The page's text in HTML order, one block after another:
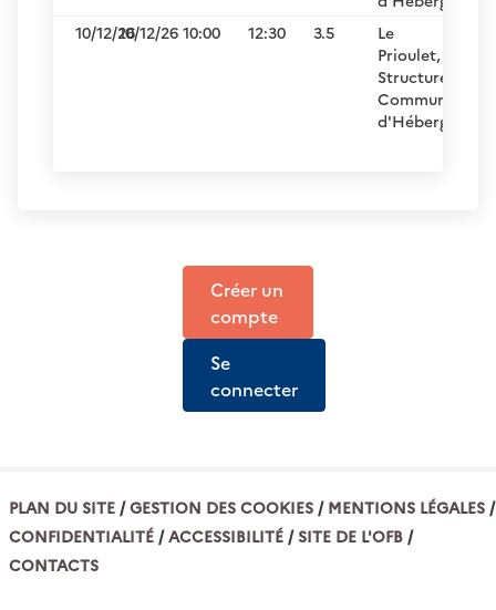
10/12/2610/12/26 10:00 12:30 3.5
Le
Prioulet,
Structure
Communale
Créer un
compte
Se
connecter
PLAN DU SITE GESTION DES COOKIES
MENTIONS LÉGALES
CONFIDENTIALITÉ
ACCESSIBILITÉ
SITE DE L'OFB
CONTACTS